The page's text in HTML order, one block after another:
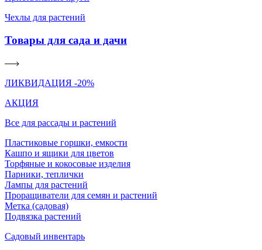
Чехлы для растений
Товары для сада и дачи
ЛИКВИДАЦИЯ -20%
АКЦИЯ
Все для рассады и растений
Пластиковые горшки, емкости
Кашпо и ящики для цветов
Торфяные и кокосовые изделия
Парники, теплички
Лампы для растений
Проращиватели для семян и растений
Метка (садовая)
Подвязка растений
Садовый инвентарь